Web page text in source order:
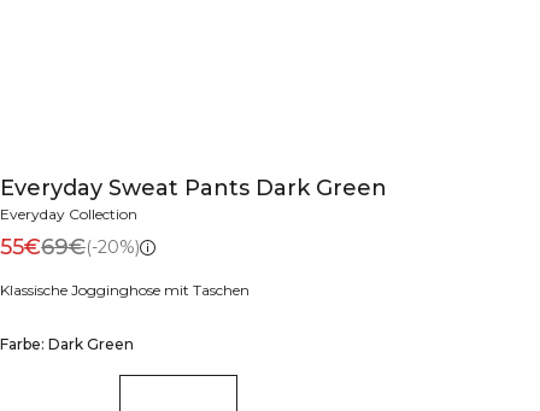
Everyday Sweat Pants Dark Green
Everyday Collection
55€69€(-20%)
Klassische Jogginghose mit Taschen
Farbe: Dark Green